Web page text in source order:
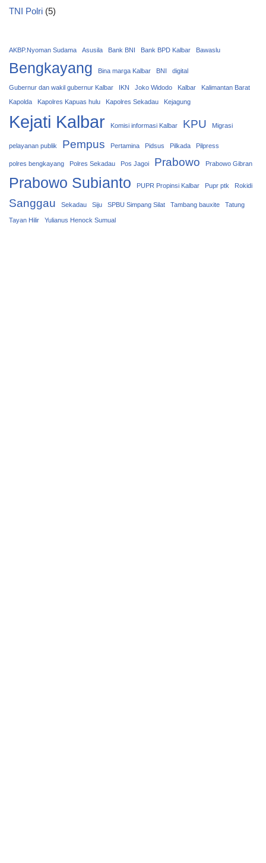
TNI Polri (5)
AKBP.Nyoman Sudama Asusila Bank BNI Bank BPD Kalbar Bawaslu
Bengkayang Bina marga Kalbar BNI digital
Gubernur dan wakil gubernur Kalbar IKN Joko Widodo Kalbar
Kalimantan Barat
Kapolda
Kapolres Kapuas hulu Kapolres Sekadau Kejagung
Kejati Kalbar Komisi informasi Kalbar KPU Migrasi
pelayanan publik Pempus Pertamina Pidsus Pilkada Pilpress
polres bengkayang Polres Sekadau Pos Jagoi Prabowo Prabowo Gibran
Prabowo Subianto PUPR Propinsi Kalbar Pupr ptk Rokidi
Sanggau Sekadau Siju SPBU Simpang Silat Tambang bauxite Tatung
Tayan Hilir Yulianus Henock Sumual